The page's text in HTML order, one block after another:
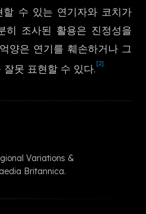
할 수 있는 연기자와 코치가
히 조사된 활용은 진정성을
양은 연기를 훼손하거나 그
못 표현할 수 있다. [2]
Variations &
Britannica.